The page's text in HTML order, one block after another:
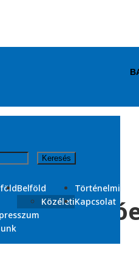
Belföld
Közéleti
Történelmi
Kapcsolat